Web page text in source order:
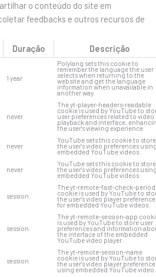
o conteúdo do site em
feedbacks e outros recursos de
Duração Descrição
1 year
Polylang sets this cookie to
remember the language the user
selects when returning to the
website and get the language
information when unavailable in
another way.
never
The yt-player-headers-readable
cookie is used by YouTube to
user preferences related to video
playback and interface,
the user's viewing experience.
never
YouTube sets this cookie to store
the user's video preferences
embedded YouTube videos.
never
YouTube sets this cookie to store
the user's video preferences
embedded YouTube videos.
session
The yt-remote-fast-check-period
cookie is used by YouTube to
the user's video player
for embedded YouTube videos.
session
The yt-remote-session-app
is used by YouTube to store user
preferences and information
the interface of the embedded
YouTube video player.
session
The yt-remote-session-name
cookie is used by YouTube to
the user's video player
using embedded YouTube video.